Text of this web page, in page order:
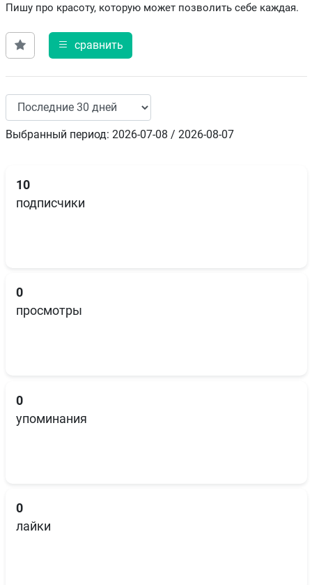
Пишу про красоту, которую может позволить себе каждая.
сравнить
Выбранный период: 2026-07-08 / 2026-08-07
10
подписчики
0
просмотры
0
упоминания
0
лайки